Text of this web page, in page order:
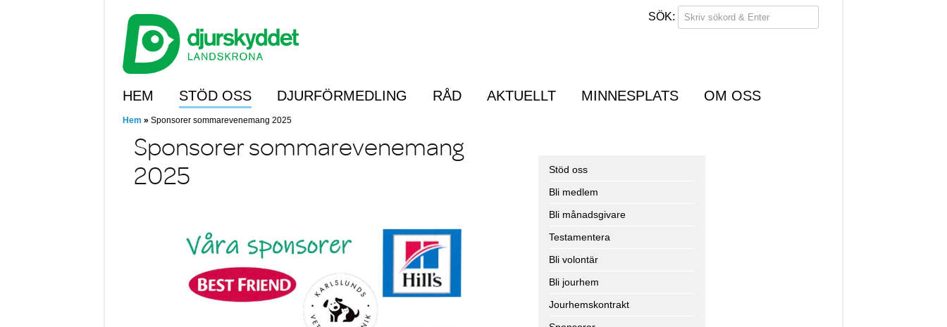
Menu
Skip to content
HEM STÖD OSS DJURFÖRMEDLING RÅD AKTUELLT MINNESPLATS OM OSS
Hem » Sponsorer sommarevenemang 2025
Sponsorer sommarevenemang
2025
Stöd oss
Bli medlem
Bli månadsgivare
Testamentera
Bli volontär
Bli jourhem
Jourhemskontrakt